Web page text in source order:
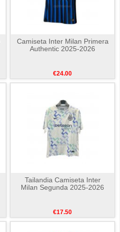
Camiseta Inter Milan Primera
Authentic 2025-2026
€24.00
Tailandia Camiseta Inter
Milan Segunda 2025-2026
€17.50